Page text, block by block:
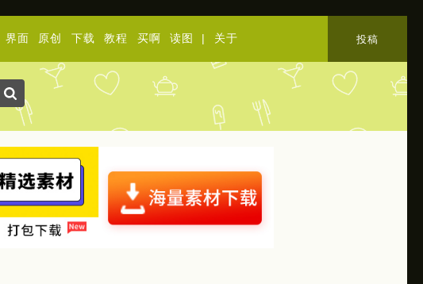
界面 原创 下载 教程 买啊 读图 | 关于 投稿